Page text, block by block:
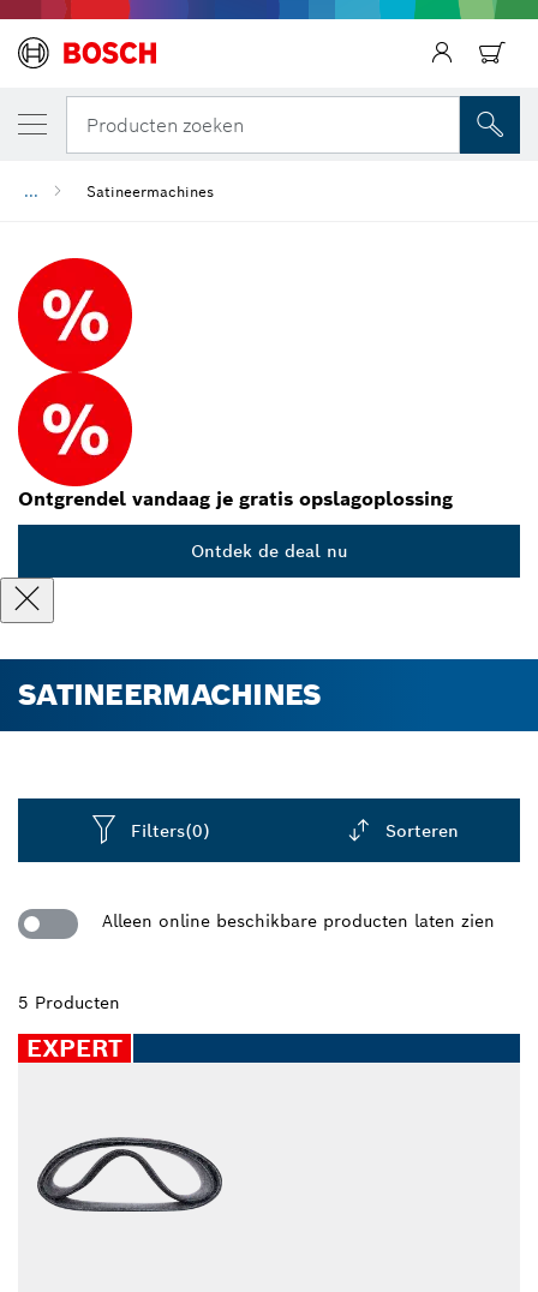
Producten zoeken
... Satineermachines
Ontgrendel vandaag je gratis opslagoplossing
Ontdek de deal nu
SATINEERMACHINES
Filters(0) Sorteren
Alleen online beschikbare producten laten zien
5 Producten
EXPERT